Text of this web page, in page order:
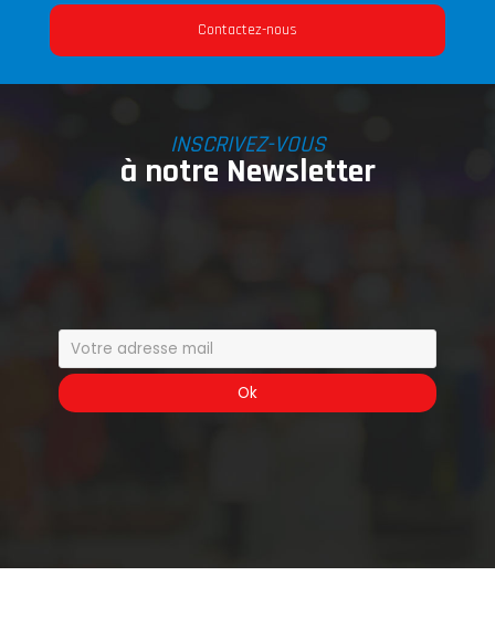
Contactez-nous
INSCRIVEZ-VOUS
à notre Newsletter